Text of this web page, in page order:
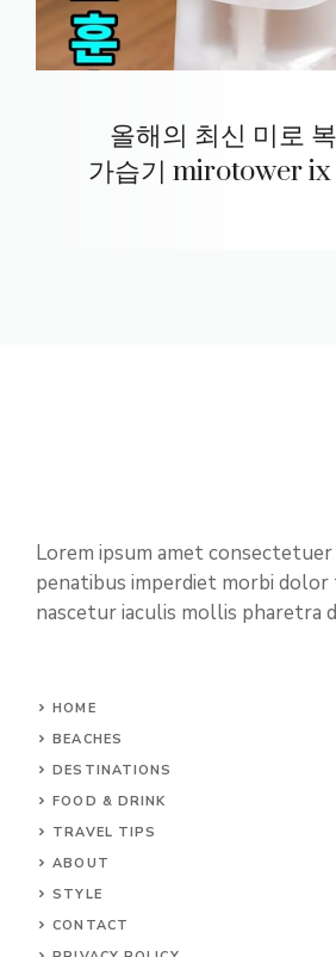
올해의 최신 미로
가습기 mirotower ix
Lorem ipsum amet
penatibus imperdiet morbi
nascetur iaculis mollis pharetra
HOME
BEACHES
DESTINATIONS
FOOD & DRINK
TRAVEL TIPS
ABOUT
STYLE
CONTACT